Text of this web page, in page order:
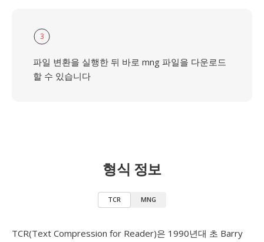
3
파일 변환을 실행한 뒤 바로 mng 파일을 다운로드
할 수 있습니다
형식 정보
TCR MNG
TCR(Text Compression for Reader)은 1990년대 초 Barry